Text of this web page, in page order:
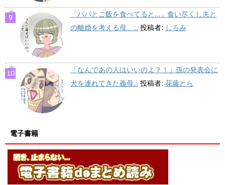
「パパとご飯を食べてると…」食い尽くし夫と
の離婚を考える母、... 投稿者: しろみ
「なんであの人はいいのよ？！」孫の発表会に
犬を連れてきた義母... 投稿者: 花藤とら
電子書籍